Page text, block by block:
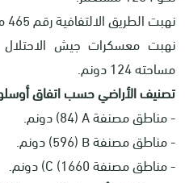
نهبت الطريق الالتفافية رقم 465 ما مساحته 162 دونم.
نهبت معسكرات جيش الاحتلال
مساحته 124 دونم.
تصنيف الأراضي حسب اتفاق
- مناطق مصنفةA(84) دونم.
- مناطق مصنفةB(596) دونم.
- مناطق مصنفة 1660)
C) دونم.